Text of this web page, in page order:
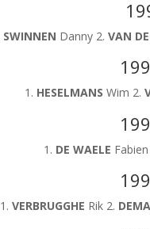
SWINNEN Danny 2. VAN
1. HESELMANS Wim 2.
1. DE WAELE
1. VERBRUGGHE Rik 2.